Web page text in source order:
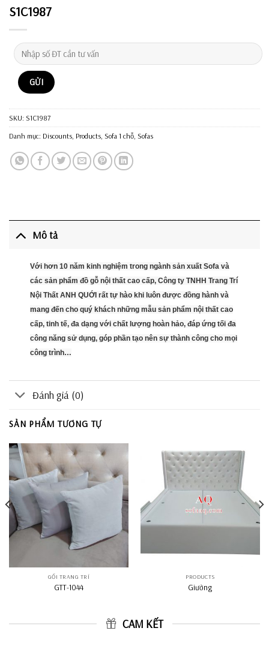
S1C1987
SKU: S1C1987
Danh mục: Discounts Products Sofa 1 chỗ Sofas
Mô tả
Với hơn 10 năm kinh nghiệm trong ngành sản xuất Sofa và
các sản phẩm đồ gỗ nội thất cao cấp, Công ty TNHH Trang Trí
Nội Thất ANH QUỚI rất tự hào khi luôn được đồng hành và
mang đến cho quý khách những mẫu sản phẩm nội thất cao
cấp, tinh tế, đa dạng với chất lượng hoàn hảo, đáp ứng tối đa
công năng sử dụng, góp phần tạo nên sự thành công cho mọi
công trình…
Đánh giá (0)
SẢN PHẨM TƯƠNG TỰ
GỐI TRANG TRÍ
GTT-1044
PRODUCTS
Giường
CAM KẾT